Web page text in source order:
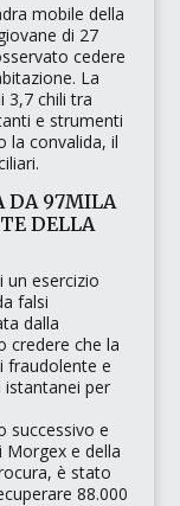
mobile della
di 27
cedere
La
3,7 chili tra
e strumenti
la convalida, il
DA 97MILA
DELLA
esercizio
falsi
dalla
credere che la
fraudolente e
istantanei per
successivo e
Morgex e della
è stato
88.000